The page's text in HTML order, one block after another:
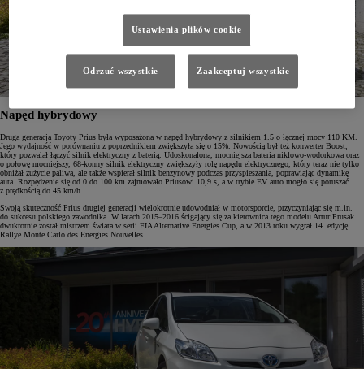
Napęd hybrydowy
Druga generacja Toyoty Prius była wyposażona w napęd hybrydowy z silnikiem 1.5 o łącznej mocy 110 KM.
Jego wydajność w porównaniu z poprzednikiem zwiększyła się o 15%. Nowością był też konwerter Boost,
który pozwalał łączyć silnik elektryczny z baterią. Udoskonalona, mocniejsza bateria niklowo-wodorkowa oraz
o połowę mocniejszy, 68-konny silnik elektryczny zwiększyły rolę napędu elektrycznego, który teraz nie tylko
obniżał zużycie paliwa, ale także wspierał silnik benzynowy podczas przyspieszania, poprawiając dynamikę
auta. Rozpędzenie się od 0 do 100 km zajmowało Priusowi 10,9 s, a w trybie EV auto mogło się poruszać
z prędkością do 45 km/h.
Swoją skuteczność Prius drugiej generacji wielokrotnie udowodniał w motorsporcie, przyczyniając się m.in.
do sukcesu polskiego zawodnika. W latach 2015–2016 ścigający się za kierownica tego modelu Artur Prusak
dwukrotnie został mistrzem świata w serii FIA Alternative Energies Cup, a w 2013 roku wygrał 14. edycję
Rallye Monte Carlo des Energies Nouvelles.
Ustawienia plików cookie
Odrzuć wszystkie Zaakceptuj wszystkie